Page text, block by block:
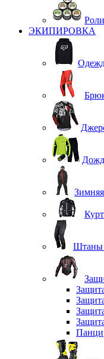
ЭКИПИРОВКА
Штаны